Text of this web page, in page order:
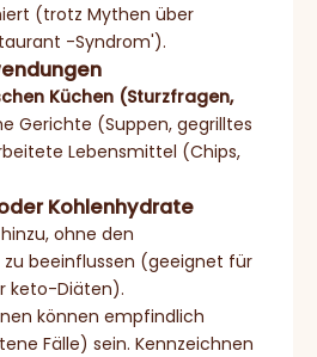
(trotz Mythen über
-Syndrom').
Küchen (Sturzfragen,
Gerichte (Suppen, gegrilltes
Lebensmittel (Chips,
Kohlenhydrate
ohne den
zu beeinflussen (geeignet für
keto-Diäten).
können empfindlich
Fälle) sein. Kennzeichnen